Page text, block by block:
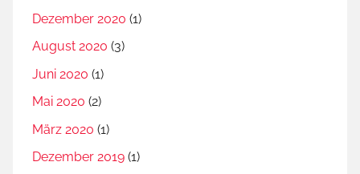
Dezember 2020 (1)
August 2020 (3)
Juni 2020 (1)
Mai 2020 (2)
März 2020 (1)
Dezember 2019 (1)